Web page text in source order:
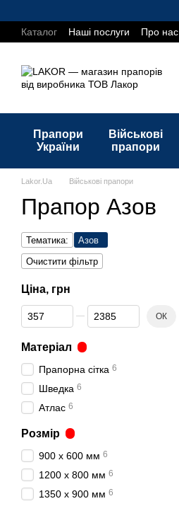
Каталог
Наші послуги Про нас
Прапори
України
Військові
прапори
Lakor.Ua Військові прапори
Прапор Азов
Тематика:
Азов
Очистити фільтр
Ціна, грн
Від Ціна, грн
До Ціна, грн ОК
Матеріал
Прапорна сітка 6
Шведка 6
Атлас 6
Розмір
900 х 600 мм 6
1200 х 800 мм 6
1350 х 900 мм 6